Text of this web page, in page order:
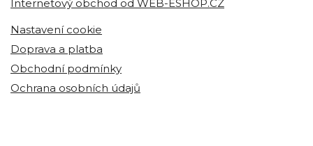
Internetový obchod od WEB-ESHOP.CZ
Nastavení cookie
Doprava a platba
Obchodní podmínky
Ochrana osobních údajů